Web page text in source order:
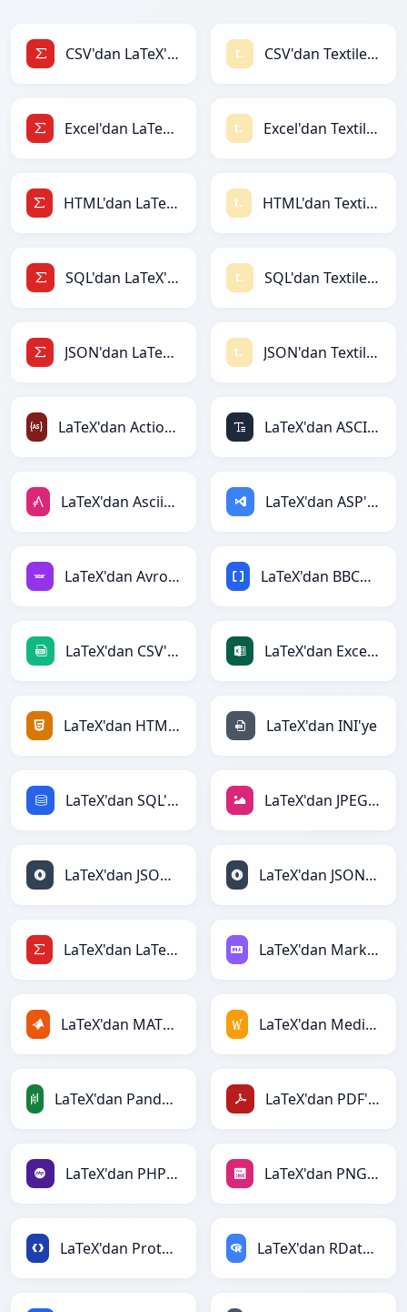
CSV'dan LaTeX'ye CSV'dan Textile'ye
Excel'dan LaTeX'ye Excel'dan Textile'ye
HTML'dan LaTeX'ye HTML'dan Textile'ye
SQL'dan LaTeX'ye SQL'dan Textile'ye
JSON'dan LaTeX'ye JSON'dan Textile'ye
LaTeX'dan ActionScript'ye LaTeX'dan ASCII'ye
LaTeX'dan AsciiDoc'ye LaTeX'dan ASP'ye
LaTeX'dan Avro'ye LaTeX'dan BBCode'ye
LaTeX'dan CSV'ye LaTeX'dan Excel'ye
LaTeX'dan HTML'ye LaTeX'dan INI'ye
LaTeX'dan SQL'ye LaTeX'dan JPEG'ye
LaTeX'dan JSON'ye LaTeX'dan JSONLines'ye
LaTeX'dan LaTeX'ye LaTeX'dan Markdown'ye
LaTeX'dan MATLAB'ye LaTeX'dan MediaWiki'ye
LaTeX'dan PandasDataFrame'ye LaTeX'dan PDF'ye
LaTeX'dan PHP'ye LaTeX'dan PNG'ye
LaTeX'dan Protobuf'ye LaTeX'dan RDataFrame'ye